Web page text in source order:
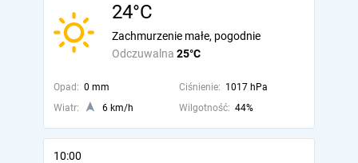
24°C
Odczuwalna 25°C
Zachmurzenie małe, pogodnie
Opad: 0 mm Ciśnienie: 1017 hPa
Wiatr:
6 km/h Wilgotność: 44%
10:00